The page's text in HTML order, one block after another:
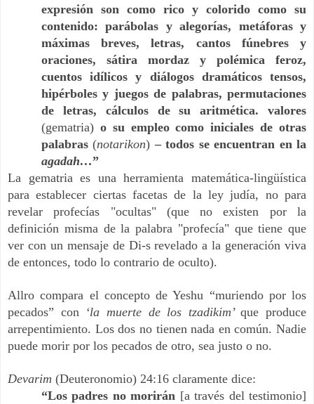
expresión son como rico y colorido como su
contenido: parábolas y alegorías, metáforas y
máximas breves, letras, cantos fúnebres y
oraciones, sátira mordaz y polémica feroz,
cuentos idílicos y diálogos dramáticos tensos,
hipérboles y juegos de palabras, permutaciones
de letras, cálculos de su aritmética. valores
(gematria) o su empleo como iniciales de otras
palabras(notarikon) – todos se encuentran en la
agadah…”
La gematria es una herramienta matemática-lingüística
para establecer ciertas facetas de la ley judía, no para
revelar profecías "ocultas" (que no existen por la
definición misma de la palabra "profecía" que tiene que
ver con un mensaje de Di-s revelado a la generación viva
de entonces, todo lo contrario de oculto).
Allro compara el concepto de Yeshu “muriendo por los
pecados” con ‘la muerte de los tzadikim’que produce
arrepentimiento. Los dos no tienen nada en común. Nadie
puede morir por los pecados de otro, sea justo o no.
Devarim (Deuteronomio) 24:16 claramente dice:
“Los padres no morirán [a través del testimonio]